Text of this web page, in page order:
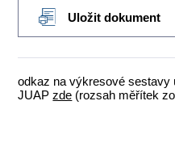
Uložit dokument
odkaz na výkresové sestavy
JUAPzde (rozsah měřítek